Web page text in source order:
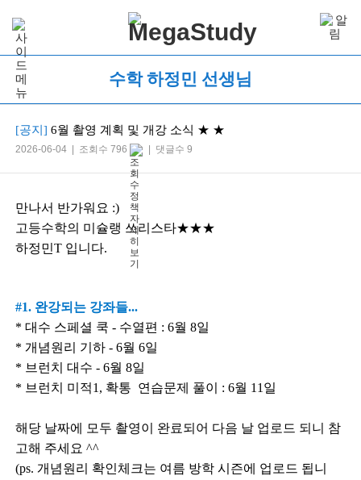
수학 하정민 선생님
[공지] 6월 촬영 계획 및 개강 소식 ★ ★
2026-06-04 | 조회수 796 | 댓글수 9
만나서 반가워요 :)
고등수학의 미슐랭 쓰리스타★★★
하정민T 입니다.
#1. 완강되는 강좌들...
* 대수 스페셜 쿡 - 수열편 : 6월 8일
* 개념원리 기하 - 6월 6일
* 브런치 대수 - 6월 8일
* 브런치 미적1, 확통 연습문제 풀이 : 6월 11일
해당 날짜에 모두 촬영이 완료되어 다음 날 업로드 되니 참
고해 주세요 ^^
(ps. 개념원리 확인체크는 여름 방학 시즌에 업로드 됩니